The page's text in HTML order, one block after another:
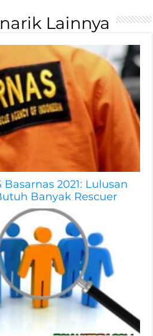
Lainnya
2021: Lulusan
Banyak Rescuer